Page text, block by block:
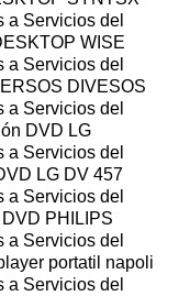
a Servicios del
WISE
a Servicios del
DIVESOS
a Servicios del
DVD LG
a Servicios del
LG DV 457
a Servicios del
PHILIPS
a Servicios del
portatil napoli
a Servicios del